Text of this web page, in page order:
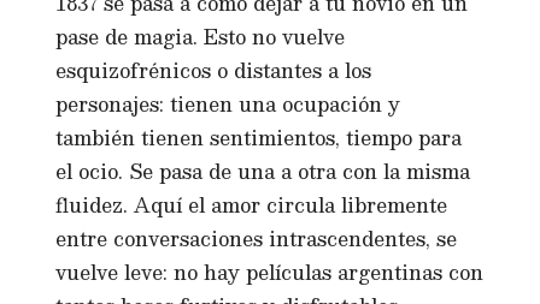
pase de magia. Esto no vuelve
esquizofrénicos o distantes a los
personajes: tienen una ocupación y
también tienen sentimientos, tiempo para
el ocio. Se pasa de una a otra con la misma
fluidez. Aquí el amor circula libremente
entre conversaciones intrascendentes, se
vuelve leve: no hay películas argentinas con